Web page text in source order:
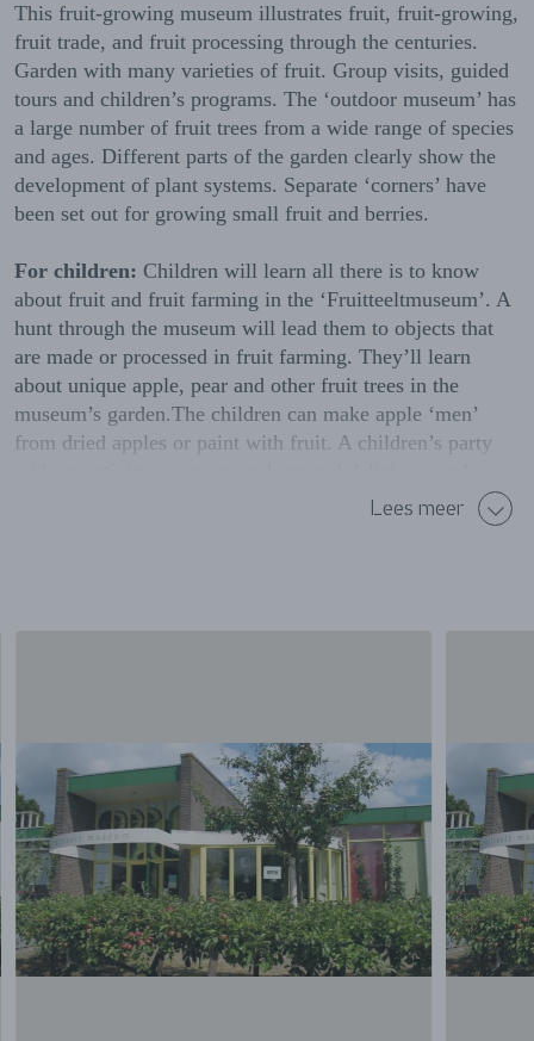
This fruit-growing museum illustrates fruit, fruit-growing,
fruit trade, and fruit processing through the centuries.
Garden with many varieties of fruit. Group visits, guided
tours and children’s programs. The ‘outdoor museum’ has
a large number of fruit trees from a wide range of species
and ages. Different parts of the garden clearly show the
development of plant systems. Separate ‘corners’ have
been set out for growing small fruit and berries.
For children: Children will learn all there is to know
about fruit and fruit farming in the ‘Fruitteeltmuseum’. A
hunt through the museum will lead them to objects that
are made or processed in fruit farming. They’ll learn
about unique apple, pear and other fruit trees in the
museum’s garden.The children can make apple ‘men’
from dried apples or paint with fruit. A children’s party
Lees meer